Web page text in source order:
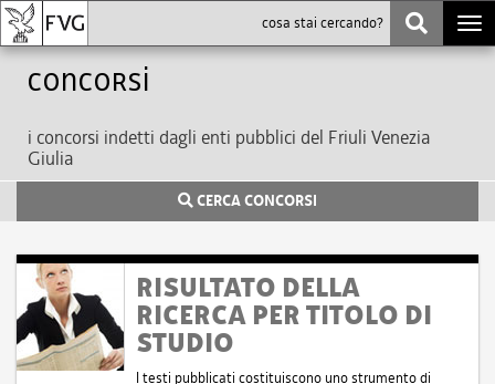
Concorsi
i concorsi indetti dagli enti pubblici del Friuli Venezia
Giulia
CERCA CONCORSI
RISULTATO DELLA
RICERCA PER TITOLO DI
STUDIO
I testi pubblicati costituiscono uno strumento di